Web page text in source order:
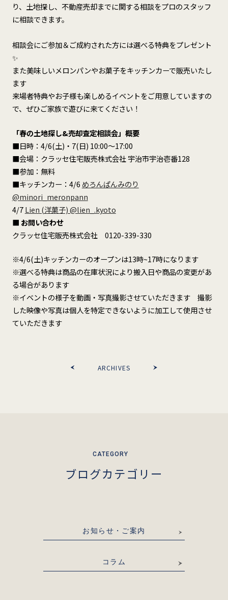
り、土地探し、不動産売却までに関する相談をプロのスタッフ
に相談できます。
相談会にご参加＆ご成約された方には選べる特典をプレゼント
✨
また美味しいメロンパンやお菓子をキッチンカーで販売いたし
ます
来場者特典やお子様も楽しめるイベントをご用意していますの
で、ぜひご家族で遊びに来てください！
「春の土地探し&売却査定相談会」概要
■日時：4/6(土)・7(日) 10:00～17:00
■会場：クラッセ住宅販売株式会社 宇治市宇治壱番128
■参加：無料
■キッチンカー：4/6 めろんぱんみのり
@minori_meronpann
4/7Lien (洋菓子) @lien_.kyoto
■ お問い合わせ
クラッセ住宅販売株式会社 0120-339-330
※4/6(土)キッチンカーのオープンは13時~17時になります
※選べる特典は商品の在庫状況により搬入日や商品の変更があ
る場合があります
※イベントの様子を動画・写真撮影させていただきます 撮影
した映像や写真は個人を特定できないように加工して使用させ
ていただきます
ARCHIVES
ブログカテゴリー
お知らせ・ご案内
コラム